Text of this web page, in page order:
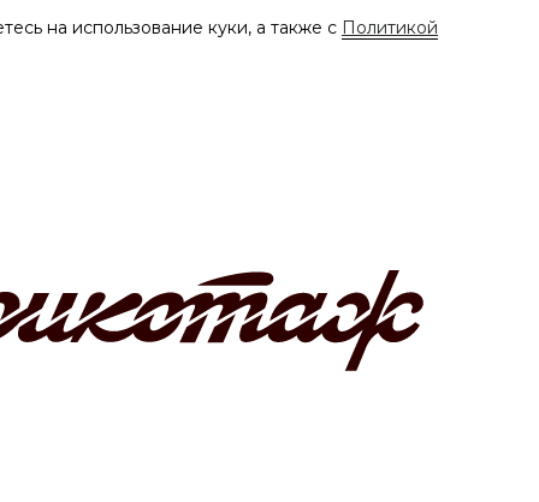
на использование куки, а также с Политикой